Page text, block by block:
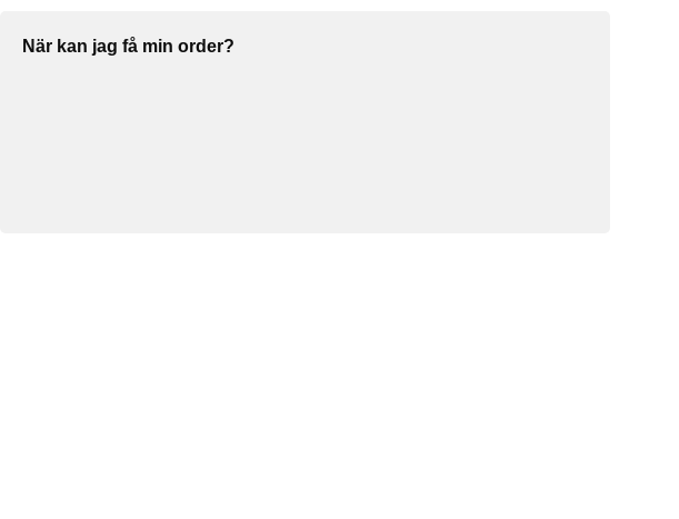
När kan jag få min order?